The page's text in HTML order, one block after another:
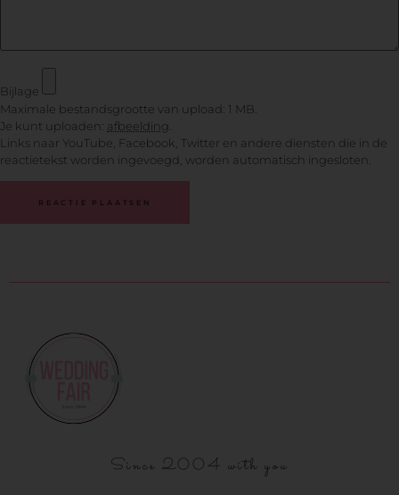
Bijlage
Maximale bestandsgrootte van upload: 1 MB.
Je kunt uploaden: afbeelding
Links naar YouTube, Facebook, Twitter en andere diensten die in de
reactietekst worden ingevoegd, worden automatisch ingesloten.
Since 2004 with you